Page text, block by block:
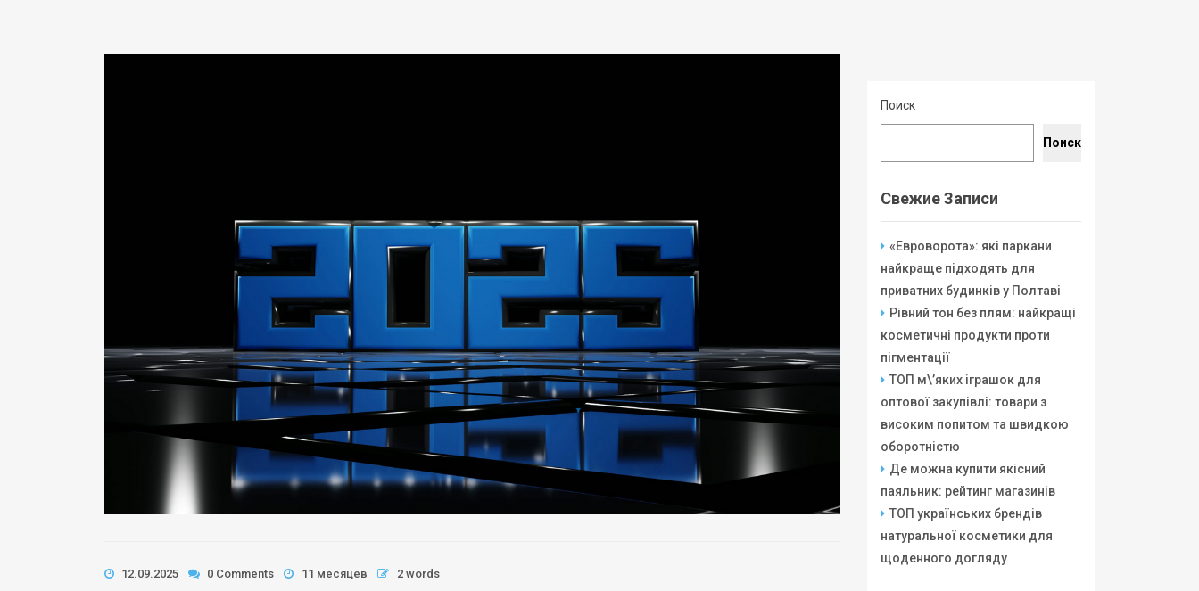
12.09.2025 0 Comments 11 месяцев 2 words
Поиск
Поиск
Свежие Записи
«Евроворота»: які паркани
найкраще підходять для
приватних будинків у Полтаві
Рівний тон без плям: найкращі
косметичні продукти проти
пігментації
ТОП м\’яких іграшок для
оптової закупівлі: товари з
високим попитом та швидкою
оборотністю
Де можна купити якісний
паяльник: рейтинг магазинів
ТОП українських брендів
натуральної косметики для
щоденного догляду